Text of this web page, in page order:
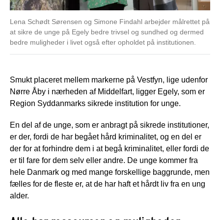
Lena Schødt Sørensen og Simone Findahl arbejder målrettet på
at sikre de unge på Egely bedre trivsel og sundhed og dermed
bedre muligheder i livet også efter opholdet på institutionen.
Smukt placeret mellem markerne på Vestfyn, lige udenfor
Nørre Åby i nærheden af Middelfart, ligger Egely, som er
Region Syddanmarks sikrede institution for unge.
En del af de unge, som er anbragt på sikrede institutioner,
er der, fordi de har begået hård kriminalitet, og en del er
der for at forhindre dem i at begå kriminalitet, eller fordi de
er til fare for dem selv eller andre. De unge kommer fra
hele Danmark og med mange forskellige baggrunde, men
fælles for de fleste er, at de har haft et hårdt liv fra en ung
alder.